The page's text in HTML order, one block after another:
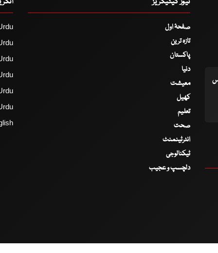
صفحۂ اول
تازہ ترین
پاکستان
دنیا
معیشت
کھیل
تعلیم
صحت
انٹرٹینمنٹ
ٹیکنالوجی
دلچسپ و عجیب